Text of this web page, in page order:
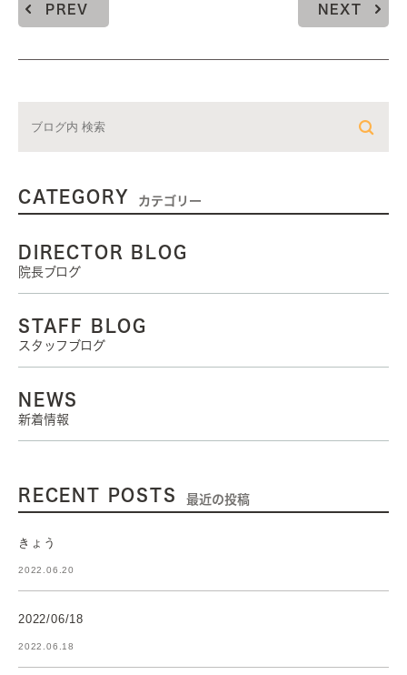
PREV NEXT
CATEGORY カテゴリー
DIRECTOR BLOG
院長ブログ
STAFF BLOG
スタッフブログ
NEWS
新着情報
RECENT POSTS 最近の投稿
きょう
2022.06.20
2022/06/18
2022.06.18